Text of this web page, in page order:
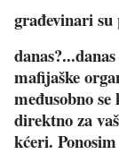
građevinari
mafijaške
međusobno
direktno za
kćeri.